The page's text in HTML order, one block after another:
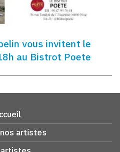
vous invitent le
au Bistrot Poete
artistes